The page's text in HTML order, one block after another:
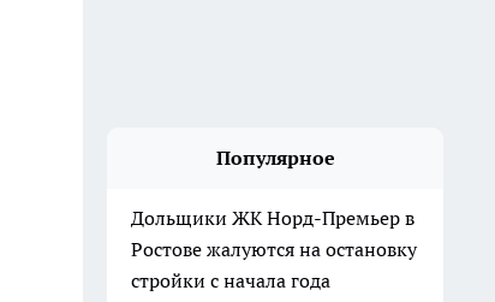
Популярное
Дольщики ЖК Норд-Премьер в
Ростове жалуются на остановку
стройки с начала года